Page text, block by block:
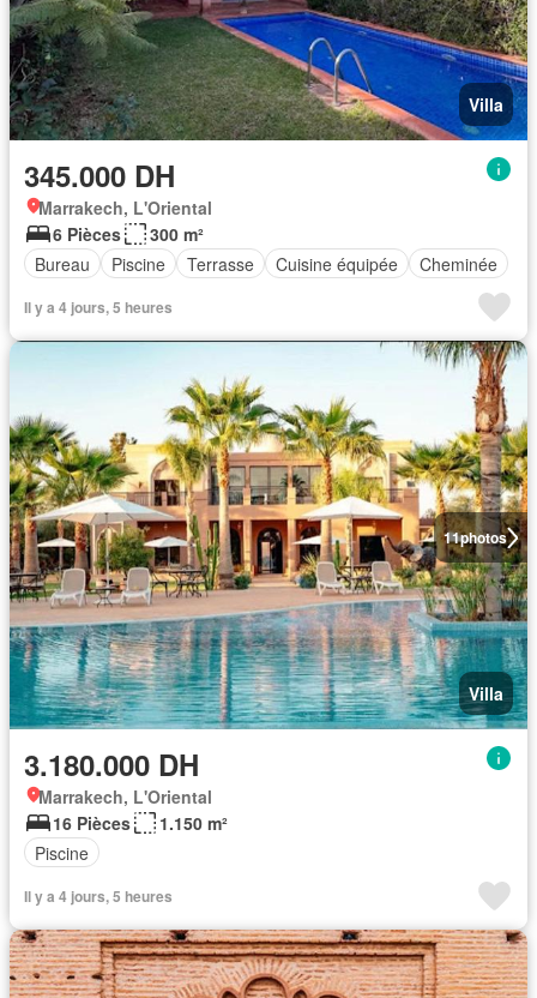
Villa
345.000 DH
Marrakech, L'Oriental
6 Pièces
300 m²
Bureau
Piscine Terrasse Cuisine équipée Cheminée
Il y a 4 jours, 5 heures
11photos
Villa
3.180.000 DH
Marrakech, L'Oriental
16 Pièces
1.150 m²
Piscine
Il y a 4 jours, 5 heures